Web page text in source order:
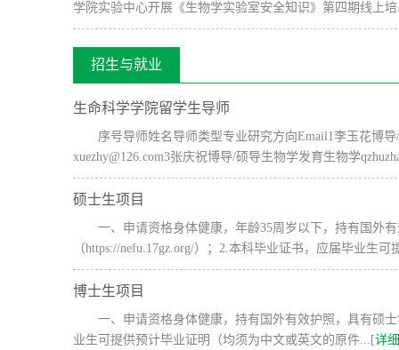
学院实验中心开展《生物学实验室安全知识》第四期线上
招生与就业
生命科学学院留学生导师
序号导师姓名导师类型专业研究方向Email1李玉花博
xuezhy@126.com3张庆祝博导/硕导生物学发育生物学
硕士生项目
一、申请资格身体健康，年龄35周岁以下，持有国外
（https://nefu.17gz.org/）；2.本科毕业证书，应届毕业生
博士生项目
一、申请资格身体健康，持有国外有效护照，具有硕
业生可提供预计毕业证明（均须为中文或英文的原件...[详细